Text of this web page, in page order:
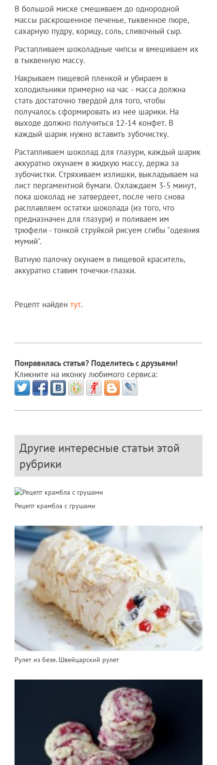
В большой миске смешиваем до однородной
массы раскрошенное печенье, тыквенное пюре,
сахарную пудру, корицу, соль, сливочный сыр.
Растапливаем шоколадные чипсы и вмешиваем их
в тыквенную массу.
Накрываем пищевой пленкой и убираем в
холодильники примерно на час - масса должна
стать достаточно твердой для того, чтобы
получалось сформировать из нее шарики. На
выходе должно получиться 12-14 конфет. В
каждый шарик нужно вставить зубочистку.
Растапливаем шоколад для глазури, каждый шарик
аккуратно окунаем в жидкую массу, держа за
зубочистки. Стряхиваем излишки, выкладываем на
лист пергаментной бумаги. Охлаждаем 3-5 минут,
пока шоколад не затвердеет, после чего снова
расплавляем остатки шоколада (из того, что
предназначен для глазури) и поливаем им
трюфели - тонкой струйкой рисуем сгибы "одеяния
мумий".
Ватную палочку окунаем в пищевой краситель,
аккуратно ставим точечки-глазки.
Рецепт найден тут.
Понравилась статья? Поделитесь с друзьями!
Кликните на иконку любимого сервиса:
Другие интересные статьи этой
рубрики
Рецепт крамбла с грушами
Рулет из безе. Швейцарский рулет